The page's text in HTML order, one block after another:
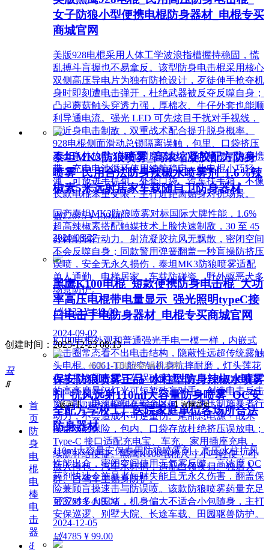
女子防狼小型便携电棍防身器材_电棍专买
商城官网
美版928电棍采用人体工学波浪指槽握持稳固，慌
乱搏斗盲握也不易拿反。该型防身电击棍采用核心
双侧高压导电片为独有防抢设计，歹徒伸手抢夺机
身时即刻遭电击弹开，杜绝武器被反夺反噬自身；
凸起蘑菇触头穿透力强，厚棉衣、牛仔外套也能顺
利导通电流。强光 LED 可先炫目干扰对手视线，
再近身电击制敌，双重战术配合提升脱身概率。
928电棍侧面滑动总锁隔离误触，包里、口袋挤压
不会意外放电；标配耐磨腰套，可内藏腰间隐蔽携
带，充电电池循环使用续航稳定。此电棍小巧轻
薄，可放进手提包、外套口袋、汽车扶手箱，不像
长款电棍笨重受限，主打近距离贴身对抗场景。
넶22075 ¥ 139.00
2020-08-27
黑鹰K100电棍_短款便携防身电击棍_大功
率高压电棍带电量显示_强光照明typeC接
口电击手电防身器材_电棍专买商城官网
K100电棍外观和普通强光手电一模一样，内嵌式
电击圈常态看不出电击结构，隐蔽性远超传统露触
头电棍。6061-T6 航空铝机身抗摔耐磨，灯头莲花
齿兼具物理击打与车祸破窗逃生作用。K100电棍
的高亮度暴闪灯光可短暂致盲对手，创造电击反击
窗口期；电流控制在安全区间，快速压制施暴者行
动力，不会造成不可逆重伤。尾部总电源 + 战术
按键双层保险，包内、口袋存放杜绝挤压误放电；
Type-C 接口适配充电宝、车充、家用插座充电，
续航补给便捷。黑鹰K100电棍尺寸小巧轻便，可
放入挎包、汽车水杯槽，适配白领夜归、独居人
群、自驾车主贴身防护。
넶3765 ¥ 449.00
2024-12-05
泰坦MK3防狼喷雾_高浓缩凝胶配方防身
喷雾_民用合法防身辣椒水喷雾剂_1.6%辣
椒素5米远射居家车载随自卫防身器材
国产泰坦MK3防狼喷雾对标国际大牌性能，1.6%
超高辣椒素搭配触媒技术上脸快速制敌，30 至 45
分钟削弱行动力。射流凝胶抗风无飘散，密闭空间
不会反噬自身；同款警用弹簧翻盖一秒盲操防挤压
误喷，安全无永久损伤，泰坦MK3防狼喷雾适配
单人通勤、电梯居家、车载防碰瓷、野外驱恶犬多
场景防护。
넶4232 ¥ 149.00
2024-09-02
保安防狼喷雾正品_水柱型防身辣椒水喷雾
剂_抗风远射110ml大容量防身喷雾_OC安
全配方学校工厂医院家庭单位各场所合法
防身器材
110ml大容量安保专用防狼喷雾剂，高压水柱抗风
性能出众，密闭空间使用无气雾反噬。高浓度 OC
药剂快速令施暴者短时失能且无永久伤害，翻盖保
险兼顾盲操速击与防误喷。该款防狼喷雾药量充足
可应对多人围堵，机身偏大不适合小包随身，主打
安保巡逻、别墅大院、长途车载、田园驱兽防护。
넶4785 ¥ 99.00
创建时间： 2025-12-23 08:13
作者：贝斯达防身专卖网
끀
ꁲ
首
页
防
身
电
棍
电
棒
电
击
器
ꁕ
返回【贝斯达防身用品黑鹰安防器材】官网首页